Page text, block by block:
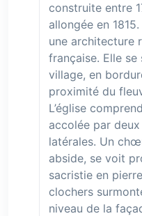
construite entre
allongée en
une architecture
française. Elle
village, en
proximité du
L’église
accolée par
latérales. Un
abside, se voit
sacristie en
clochers
niveau de la